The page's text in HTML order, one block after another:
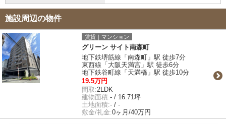
施設周辺の物件
賃貸｜マンション
グリーン サイト南森町
地下鉄堺筋線「南森町」駅 徒歩7分
東西線「大阪天満宮」駅 徒歩6分
地下鉄谷町線「天満橋」駅 徒歩10分
19.5万円
間取:2LDK
建物面積:- / 16.71坪
土地面積:- / -
敷金/礼金:0ヶ月/40万円